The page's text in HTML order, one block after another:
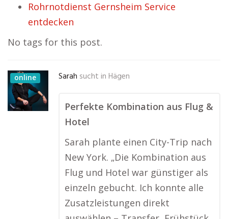
Rohrnotdienst Gernsheim Service
entdecken
No tags for this post.
online Sarah sucht in Hägen
Perfekte Kombination aus Flug &
Hotel
Sarah plante einen City-Trip nach
New York. „Die Kombination aus
Flug und Hotel war günstiger als
einzeln gebucht. Ich konnte alle
Zusatzleistungen direkt